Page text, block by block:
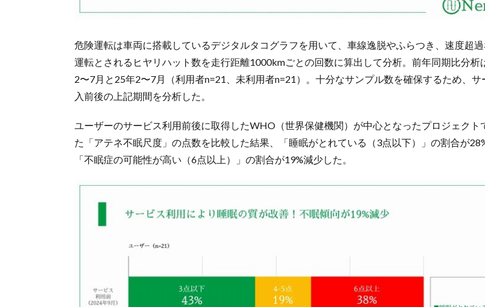
危険運転は車両に搭載しているデジタルタコグラフを用いて、車線逸脱やふらつき、速度超
運転とされるヒヤリハット数を走行距離1000kmごとの回数に算出して分析。前年同期比分析
2〜7月と25年2〜7月（利用者n=21、未利用者n=21）。十分なサンプル数を確保するため、サ
入前後の上記期間を分析した。
ユーザーのサービス利用前後に取得したWHO（世界保健機関）が中心となったプロジェクト
た「アテネ不眠尺度」の点数を比較した結果、「睡眠がとれている（3点以下）」の割合が
「不眠症の可能性が高い（6点以上）」の割合が19%減少した。